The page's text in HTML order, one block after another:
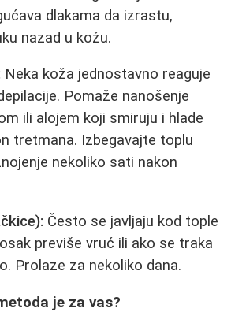
dlakama da izrastu,
nazad u kožu.
Neka koža jednostavno reaguje
Pomaže nanošenje
ili alojem koji smiruju i hlade
tretmana. Izbegavajte toplu
nekoliko sati nakon
Često se javljaju kod tople
previše vruć ili ako se traka
Prolaze za nekoliko dana.
je za vas?